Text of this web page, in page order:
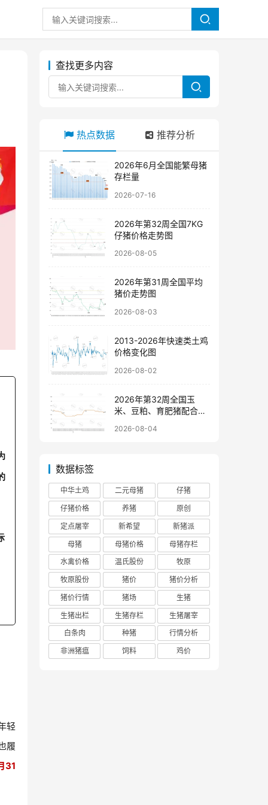
轻
履
31
查找更多内容
热点数据 推荐分析
2026年6月全国能繁母猪
存栏量
2026-07-16
2026年第32周全国7KG
仔猪价格走势图
2026-08-05
2026年第31周全国平均
猪价走势图
2026-08-03
2013-2026年快速类土鸡
价格变化图
2026-08-02
2026年第32周全国玉
米、豆粕、育肥猪配合饲
2026-08-04
数据标签
中华土鸡 二元母猪
仔猪
仔猪价格
养猪
原创
定点屠宰
新希望
新猪派
母猪
母猪价格
母猪存栏
水禽价格
温氏股份
牧原
牧原股份
猪价
猪价分析
猪价行情
猪场
生猪
生猪出栏
生猪存栏
生猪屠宰
白条肉
种猪
行情分析
非洲猪瘟
饲料 鸡价